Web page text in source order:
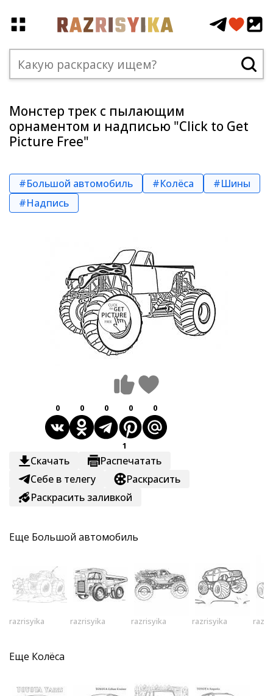
Монстер трек с пылающим
орнаментом и надписью "Click to Get
Picture Free"
#Большой автомобиль #Колёса
#Шины
#Надпись
0 0 0 0 0
Скачать
1
Распечатать
Себе в телегу
Раскрасить
Раскрасить заливкой
Еще Большой автомобиль
razrisyika razrisyika razrisyika razrisyika
Еще Колёса